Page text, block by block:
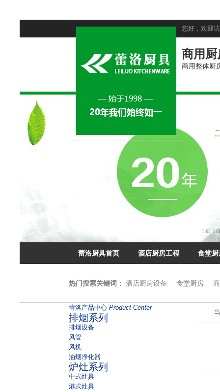
您好，欢迎
商用
商用整体厨
蕾洛厨具首页 酒店厨房工程 食堂
热门搜索关键词： 酒店厨房设备 食堂厨房
蕾洛产品中心 Product Center
排烟系列
排烟设备
风管
风机
油烟净化器
炉灶系列
中式灶具
港式灶具